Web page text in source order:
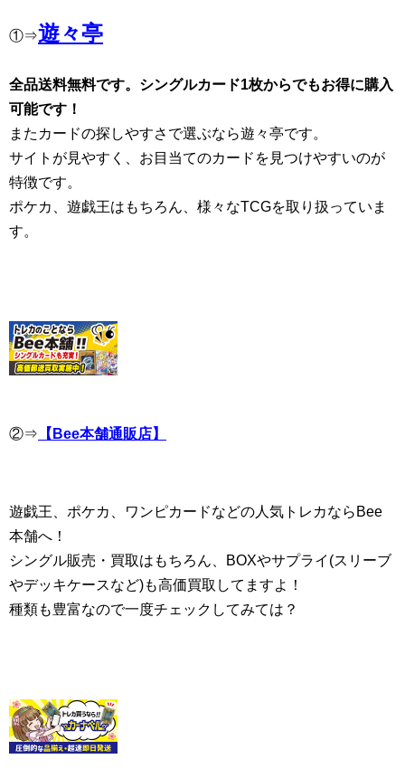
①⇒遊々亭
全品送料無料です。シングルカード1枚からでもお得に購入
可能です！
またカードの探しやすさで選ぶなら遊々亭です。
サイトが見やすく、お目当てのカードを見つけやすいのが
特徴です。
ポケカ、遊戯王はもちろん、様々なTCGを取り扱っていま
す。
②⇒ 【Bee本舗通販店】
遊戯王、ポケカ、ワンピカードなどの人気トレカならBee
本舗へ！
シングル販売・買取はもちろん、BOXやサプライ(スリーブ
やデッキケースなど)も高価買取してますよ！
種類も豊富なので一度チェックしてみては？